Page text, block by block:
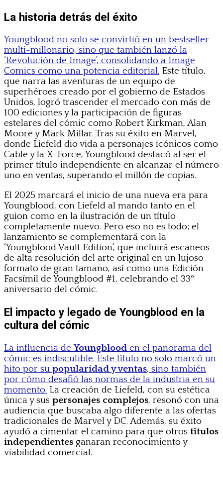
La historia detrás del éxito
Youngblood no solo se convirtió en un bestseller
multi-millonario, sino que también lanzó la
‘Revolución de Image’, consolidando a Image
Comics como una potencia editorial. Este título,
que narra las aventuras de un equipo de
superhéroes creado por el gobierno de Estados
Unidos, logró trascender el mercado con más de
100 ediciones y la participación de figuras
estelares del cómic como Robert Kirkman, Alan
Moore y Mark Millar. Tras su éxito en Marvel,
donde Liefeld dio vida a personajes icónicos como
Cable y la X-Force, Youngblood destacó al ser el
primer título independiente en alcanzar el número
uno en ventas, superando el millón de copias.
El 2025 marcará el inicio de una nueva era para
Youngblood, con Liefeld al mando tanto en el
guion como en la ilustración de un título
completamente nuevo. Pero eso no es todo; el
lanzamiento se complementará con la
‘Youngblood Vault Edition’, que incluirá escaneos
de alta resolución del arte original en un lujoso
formato de gran tamaño, así como una Edición
Facsímil de Youngblood #1, celebrando el 33º
aniversario del cómic.
El impacto y legado de Youngblood en la
cultura del cómic
La influencia deYoungblood en el panorama del
cómic es indiscutible. Este título no solo marcó un
hito por su popularidad y ventas, sino también
por cómo desafió las normas de la industria en su
momento. La creación de Liefeld, con su estética
única y sus personajes complejos, resonó con una
audiencia que buscaba algo diferente a las ofertas
tradicionales de Marvel y DC. Además, su éxito
ayudó a cimentar el camino para que otros títulos
independientes ganaran reconocimiento y
viabilidad comercial.